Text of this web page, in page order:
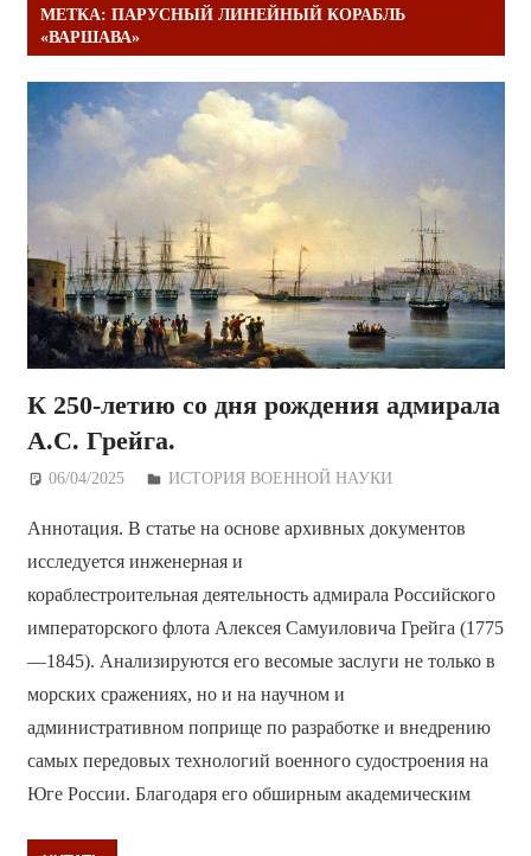
МЕТКА: ПАРУСНЫЙ ЛИНЕЙНЫЙ КОРАБЛЬ
«ВАРШАВА»
К 250-летию со дня рождения адмирала
А.С. Грейга.
06/04/2025 Дежурный по Редакции
ИСТОРИЯ ВОЕННОЙ НАУКИ
Аннотация. В статье на основе архивных документов
исследуется инженерная и
кораблестроительная деятельность адмирала Российского
императорского флота Алексея Самуиловича Грейга (1775
—1845). Анализируются его весомые заслуги не только в
морских сражениях, но и на научном и
административном поприще по разработке и внедрению
самых передовых технологий военного судостроения на
Юге России. Благодаря его обширным академическим